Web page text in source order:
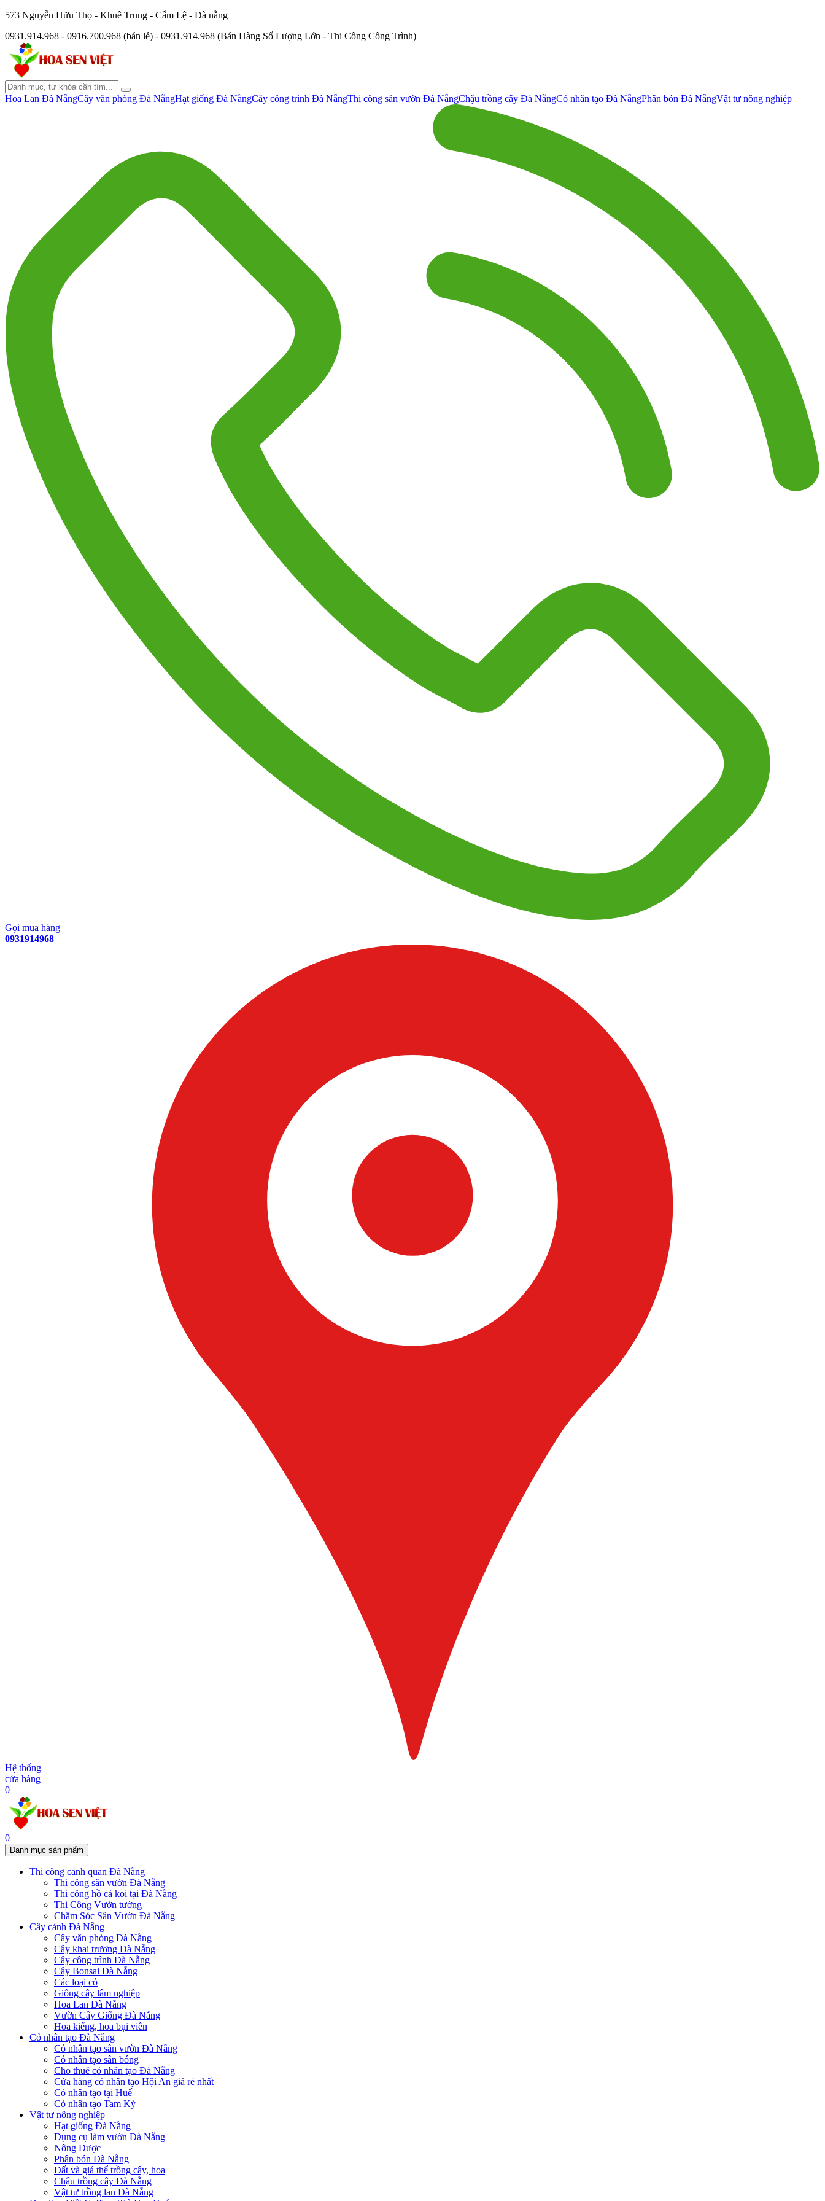
573 Nguyễn Hữu Thọ - Khuê Trung - Cẩm Lệ - Đà nẵng
0931.914.968 - 0916.700.968 (bán lẻ) - 0931.914.968 (Bán Hàng Số Lượng Lớn - Thi Công Công Trình)
Hoa Lan Đà NẵngCây văn phòng Đà NẵngHạt giống Đà NẵngCây công trình Đà NẵngThi công sân vườn Đà NẵngChậu trồng cây Đà NẵngCỏ nhân tạo Đà NẵngPhân bón Đà NẵngVật tư nông nghiệp
Gọi mua hàng
0931914968
Hệ thống
cửa hàng
0
0
Danh mục sản phẩm
Thi công cảnh quan Đà Nẵng
Thi công sân vườn Đà Nẵng
Thi công hồ cá koi tại Đà Nẵng
Thi Công Vườn tường
Chăm Sóc Sân Vườn Đà Nẵng
Cây cảnh Đà Nẵng
Cây văn phòng Đà Nẵng
Cây khai trương Đà Nẵng
Cây công trình Đà Nẵng
Cây Bonsai Đà Nẵng
Các loại cỏ
Giống cây lâm nghiệp
Hoa Lan Đà Nẵng
Vườn Cây Giống Đà Nẵng
Hoa kiểng, hoa bụi viền
Cỏ nhân tạo Đà Nẵng
Cỏ nhân tạo sân vườn Đà Nẵng
Cỏ nhân tạo sân bóng
Cho thuê cỏ nhân tạo Đà Nẵng
Cửa hàng cỏ nhân tạo Hội An giá rẻ nhất
Cỏ nhân tạo tại Huế
Cỏ nhân tạo Tam Kỳ
Vật tư nông nghiệp
Hạt giống Đà Nẵng
Dụng cụ làm vườn Đà Nẵng
Nông Dược
Phân bón Đà Nẵng
Đất và giá thể trồng cây, hoa
Chậu trồng cây Đà Nẵng
Vật tư trồng lan Đà Nẵng